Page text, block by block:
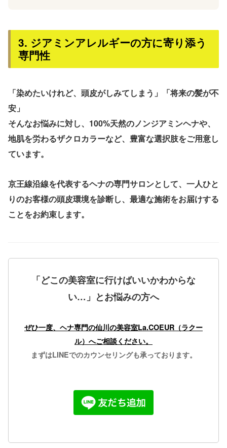
3. ジアミンアレルギーの方に寄り添う
専門性
「染めたいけれど、頭皮がしみてしまう」「将来の髪が不
安」
そんなお悩みに対し、100%天然のノンジアミンヘナや、
地肌を労わるザクロカラーなど、豊富な選択肢をご用意し
ています。
京王線沿線を代表するヘナの専門サロンとして、一人ひと
りのお客様の頭皮環境を診断し、最適な施術をお届けする
ことをお約束します。
「どこの美容室に行けばいいかわからな
い…」とお悩みの方へ
ぜひ一度、ヘナ専門の仙川の美容室La.COEUR（ラクー
ル） へご相談ください。
まずはLINEでのカウンセリングも承っております。